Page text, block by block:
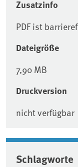
Zusatzinfo
PDF ist
Dateigröße
7,90 MB
Druckversion
nicht verfügbar
Schlagworte